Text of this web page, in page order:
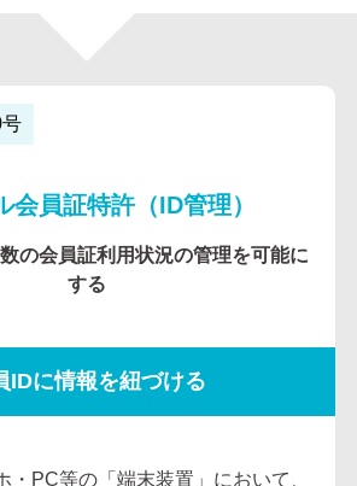
会員証特許（ID管理）
の会員証利用状況の管理を可能に
する
IDに情報を紐づける
・PC等の「端末装置」において、